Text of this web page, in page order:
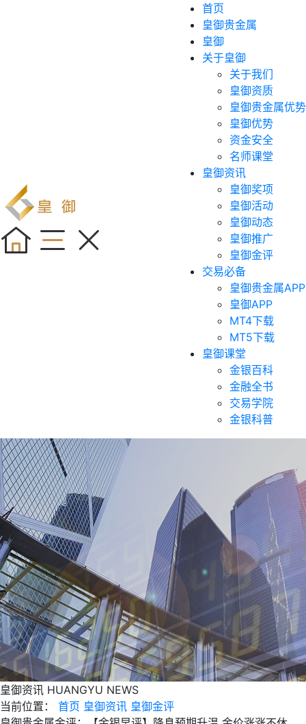
首页
皇御贵金属
皇御
关于皇御
关于我们
皇御资质
皇御贵金属优势
皇御优势
资金安全
名师课堂
皇御资讯
皇御奖项
皇御活动
皇御动态
皇御推广
皇御金评
交易必备
皇御贵金属APP
皇御APP
MT4下载
MT5下载
皇御课堂
金银百科
金融全书
交易学院
金银科普
皇御资讯 HUANGYU NEWS
当前位置：
首页 皇御资讯 皇御金评